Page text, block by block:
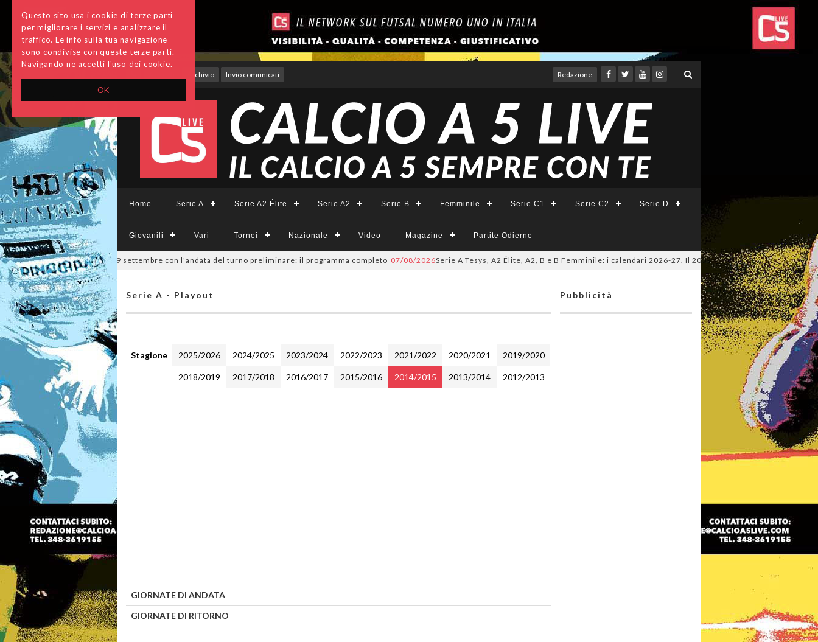
OK
Questo sito usa i cookie di terze parti
per migliorare i servizi e analizzare il
traffico. Le info sulla tua navigazione
sono condivise con queste terze parti.
Navigando ne accetti l'uso dei cookie.
Archivio Invio comunicati Redazione
Home Serie A Serie A2 Élite Serie A2 Serie B Femminile Serie C1 Serie C2 Serie D
Giovanili Vari Tornei Nazionale Video Magazine Partite Odierne
Divisione, si parte il 19 settembre con l'andata del turno preliminare: il programma completo 07/08/2026Serie A Tesys, A2 Élite, A2, B e B Femminile: i calendari 2026-27. Il 20 agosto la presentazione della Serie
Serie A - Playout
Stagione 2025/2026 2024/2025 2023/2024 2022/2023 2021/2022 2020/2021 2019/2020
2018/2019 2017/2018 2016/2017 2015/2016 2014/2015 2013/2014 2012/2013
GIORNATE DI ANDATA
GIORNATE DI RITORNO
Pubblicità